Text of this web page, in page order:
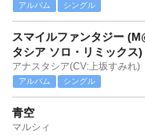
アルバム シングル
スマイルファンタジー
タシア ソロ・リミックス)
アナスタシア(CV:上坂すみれ)
アルバム シングル
青空
マルシィ